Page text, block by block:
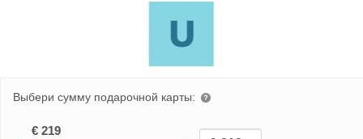
Выбери сумму подарочной карты: